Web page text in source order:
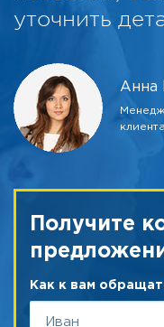
уточнить
Анна
Получите
Как к вам